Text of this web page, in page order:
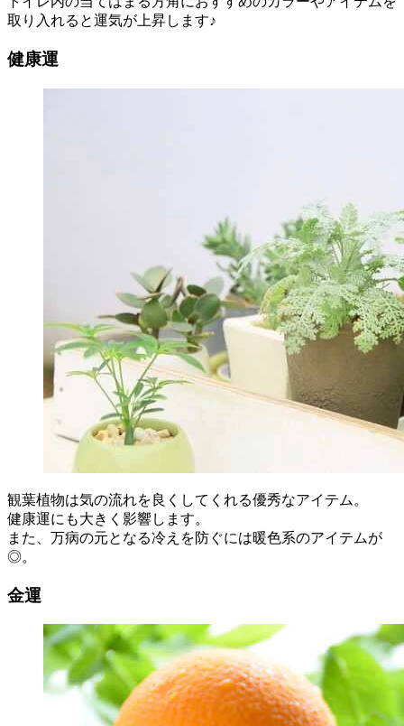
取り入れると運気が上昇します♪
健康運
観葉植物は気の流れを良くしてくれる優秀なアイテム。
健康運にも大きく影響します。
また、万病の元となる冷えを防ぐには暖色系のアイテムが
◎。
金運